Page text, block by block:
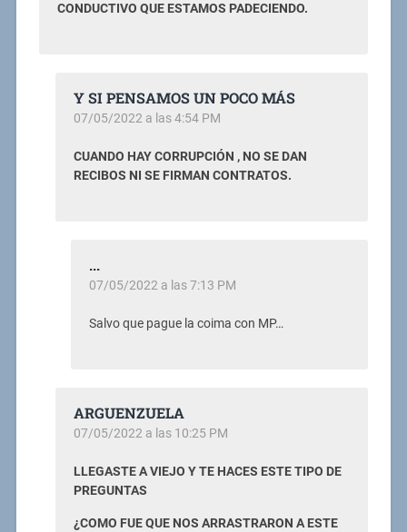
CONDUCTIVO QUE ESTAMOS PADECIENDO.
Y SI PENSAMOS UN POCO MÁS
07/05/2022 a las 4:54 PM
CUANDO HAY CORRUPCIÓN , NO SE DAN
RECIBOS NI SE FIRMAN CONTRATOS.
...
07/05/2022 a las 7:13 PM
Salvo que pague la coima con MP…
ARGUENZUELA
07/05/2022 a las 10:25 PM
LLEGASTE A VIEJO Y TE HACES ESTE TIPO DE
PREGUNTAS
¿COMO FUE QUE NOS ARRASTRARON A ESTE